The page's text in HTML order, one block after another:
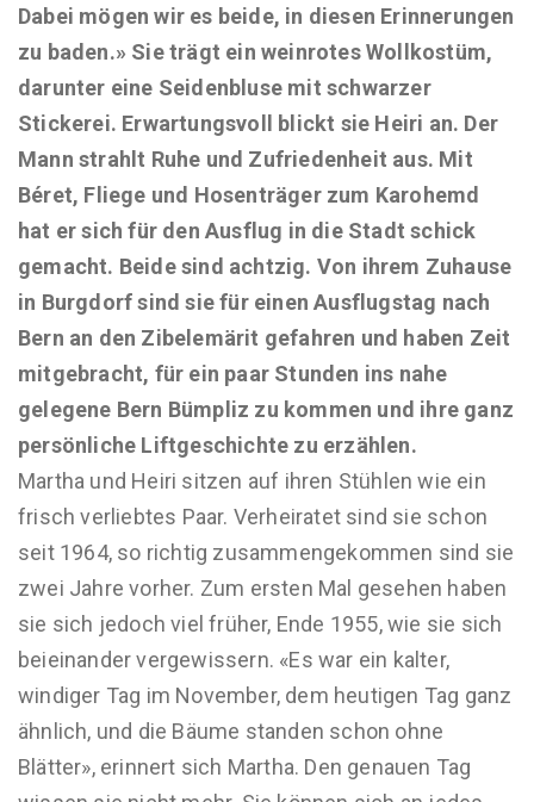
Dabei mögen wir es beide, in diesen Erinnerungen
zu baden.» Sie trägt ein weinrotes Wollkostüm,
darunter eine Seidenbluse mit schwarzer
Stickerei. Erwartungsvoll blickt sie Heiri an. Der
Mann strahlt Ruhe und Zufriedenheit aus. Mit
Béret, Fliege und Hosenträger zum Karohemd
hat er sich für den Ausflug in die Stadt schick
gemacht. Beide sind achtzig. Von ihrem Zuhause
in Burgdorf sind sie für einen Ausflugstag nach
Bern an den Zibelemärit gefahren und haben Zeit
mitgebracht, für ein paar Stunden ins nahe
gelegene Bern Bümpliz zu kommen und ihre ganz
persönliche Liftgeschichte zu erzählen.
Martha und Heiri sitzen auf ihren Stühlen wie ein
frisch verliebtes Paar. Verheiratet sind sie schon
seit 1964, so richtig zusammengekommen sind sie
zwei Jahre vorher. Zum ersten Mal gesehen haben
sie sich jedoch viel früher, Ende 1955, wie sie sich
beieinander vergewissern. «Es war ein kalter,
windiger Tag im November, dem heutigen Tag ganz
ähnlich, und die Bäume standen schon ohne
Blätter», erinnert sich Martha. Den genauen Tag